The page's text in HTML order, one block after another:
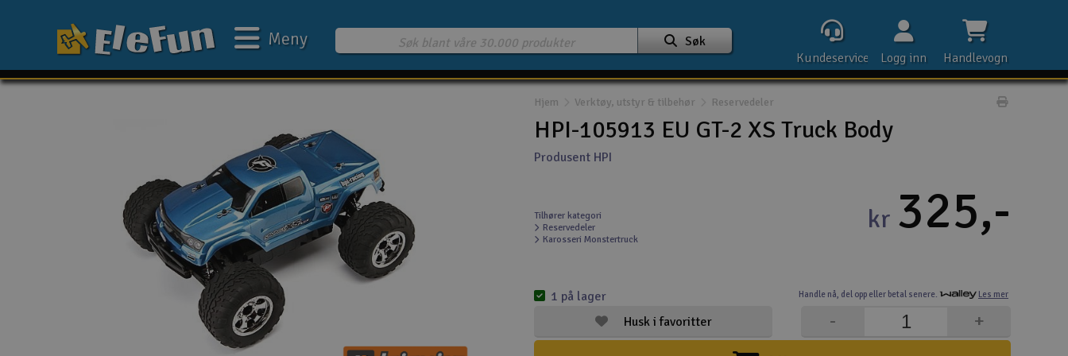
Gavekort
3D-print
Batteri & ladere
Søk
Meny
Handlevogn
Logg inn
Kundeservice
Hjem Verktøy, utstyr & tilbehør Reservedeler
HPI-105913 EU GT-2 XS Truck Body
Produsent HPI
Tilhører kategori
Reservedeler
Karosseri Monstertruck
Handle nå, del opp eller betal senere. Les mer
kr 325,-
+
-
Husk i favoritter
1 på lager